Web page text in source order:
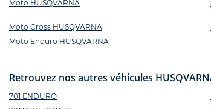
Moto HUSQVARNA
Moto Cross HUSQVARNA
Moto Enduro HUSQVARNA
Retrouvez nos autres véhicules
701 ENDURO